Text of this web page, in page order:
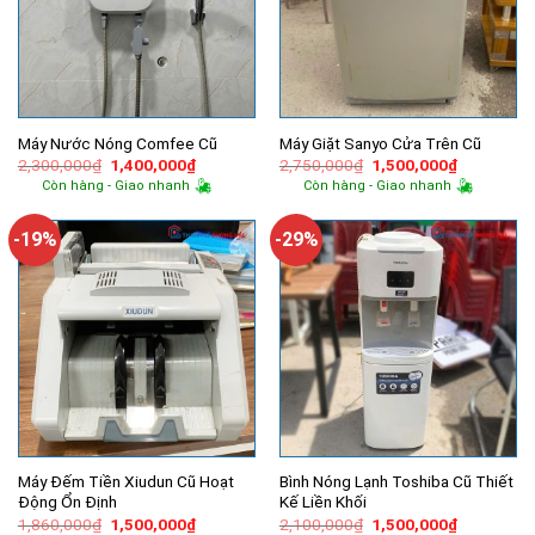
Máy Nước Nóng Comfee Cũ
2,300,000₫ Giá
gốc
là:
1,400,000₫Giá
hiện
tại
1,400,000₫.
Còn hàng - Giao nhanh
Máy Giặt Sanyo Cửa Trên Cũ
2,750,000₫ Giá
gốc
là:
1,500,000₫Giá
hiện
tại
Còn hàng - Giao nhanh
-19%
Máy Đếm Tiền Xiudun Cũ Hoạt
Động Ổn Định
1,860,000₫ Giá
1,500,000₫Giá
-29%
Bình Nóng Lạnh Toshiba Cũ Thiết
Kế Liền Khối
2,100,000₫ Giá
1,500,000₫Giá